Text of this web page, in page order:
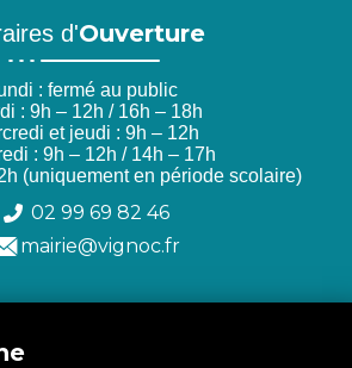
d'Ouverture
: fermé au public
: 9h – 12h / 16h – 18h
et jeudi : 9h – 12h
: 9h – 12h / 14h – 17h
(uniquement en période scolaire)
02 99 69 82 46
mairie@vignoc.fr